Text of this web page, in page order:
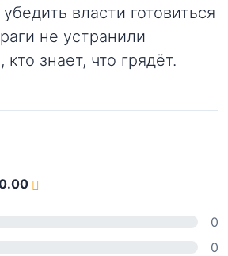
власти готовиться
не устранили
знает, что грядёт.
0
0